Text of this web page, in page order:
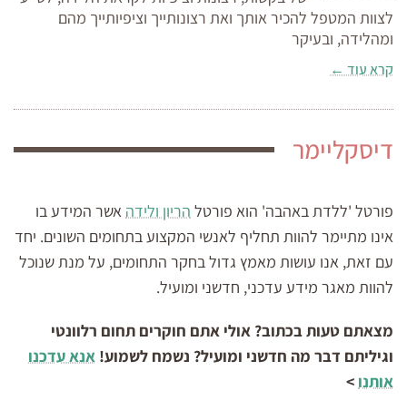
לצוות המטפל להכיר אותך ואת רצונותייך וציפיותייך מהם
ומהלידה, ובעיקר
קרא עוד ←
דיסקליימר
פורטל 'ללדת באהבה' הוא פורטל הריון ולידה אשר המידע בו
אינו מתיימר להוות תחליף לאנשי המקצוע בתחומים השונים. יחד
עם זאת, אנו עושות מאמץ גדול בחקר התחומים, על מנת שנוכל
להוות מאגר מידע עדכני, חדשני ומועיל.
מצאתם טעות בכתוב? אולי אתם חוקרים תחום רלוונטי
וגיליתם דבר מה חדשני ומועיל? נשמח לשמוע! אנא עדכנו
אותנו >